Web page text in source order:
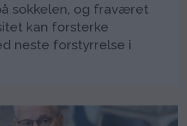
sokkelen, og fraværet
kan forsterke
neste forstyrrelse i